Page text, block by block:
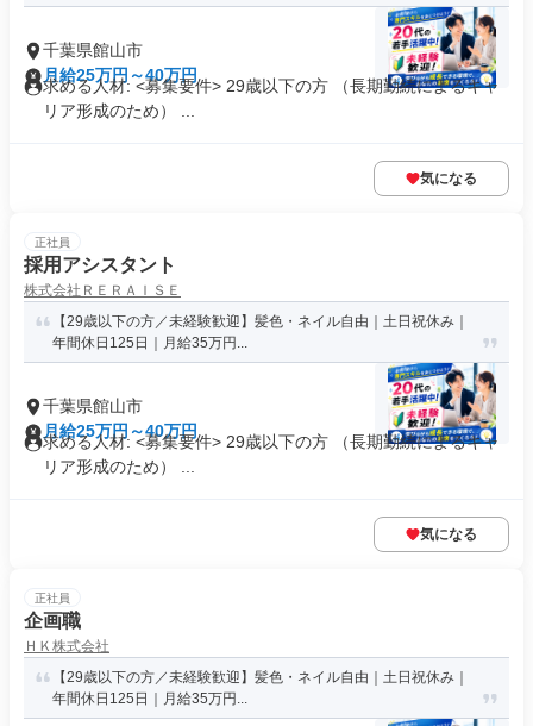
千葉県館山市
月給25万円～40万円
求める人材: <募集要件> 29歳以下の方 （長期勤続によるキャ
リア形成のため） ...
気になる
正社員
採用アシスタント
株式会社ＲＥＲＡＩＳＥ
【29歳以下の方／未経験歓迎】髪色・ネイル自由｜土日祝休み｜
年間休日125日｜月給35万円...
千葉県館山市
月給25万円～40万円
求める人材: <募集要件> 29歳以下の方 （長期勤続によるキャ
リア形成のため） ...
気になる
正社員
企画職
ＨＫ株式会社
【29歳以下の方／未経験歓迎】髪色・ネイル自由｜土日祝休み｜
年間休日125日｜月給35万円...